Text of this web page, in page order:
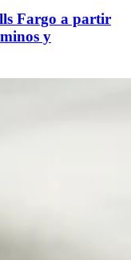
Fargo a partir
y